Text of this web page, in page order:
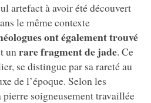
artefact à avoir été découvert
le même contexte
ont égalementtrouvé
unrare fragment de jade. Ce
se distingue par sa rareté au
de l’époque. Selon les
pierre soigneusement travaillée